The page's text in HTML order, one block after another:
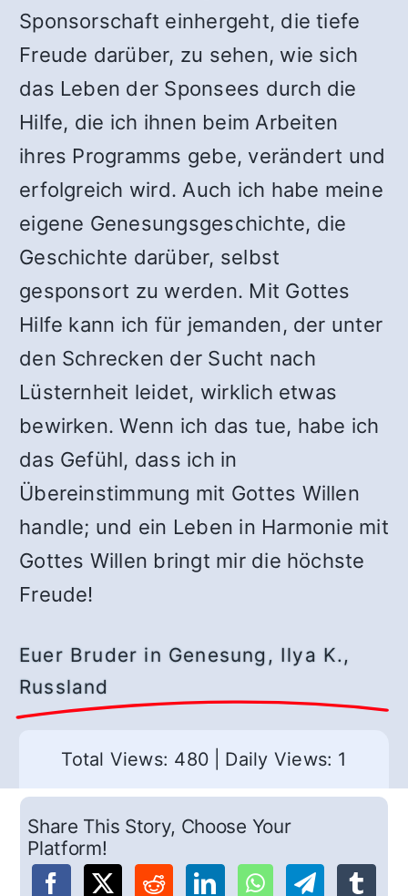
Sponsorschaft einhergeht, die tiefe
Freude darüber, zu sehen, wie sich
das Leben der Sponsees durch die
Hilfe, die ich ihnen beim Arbeiten
ihres Programms gebe, verändert und
erfolgreich wird. Auch ich habe meine
eigene Genesungsgeschichte, die
Geschichte darüber, selbst
gesponsort zu werden. Mit Gottes
Hilfe kann ich für jemanden, der unter
den Schrecken der Sucht nach
Lüsternheit leidet, wirklich etwas
bewirken. Wenn ich das tue, habe ich
das Gefühl, dass ich in
Übereinstimmung mit Gottes Willen
handle; und ein Leben in Harmonie mit
Gottes Willen bringt mir die höchste
Freude!
Euer Bruder in Genesung, Ilya K.,
Russland
Total Views: 480 Daily Views: 1
Share This Story, Choose Your
Platform!